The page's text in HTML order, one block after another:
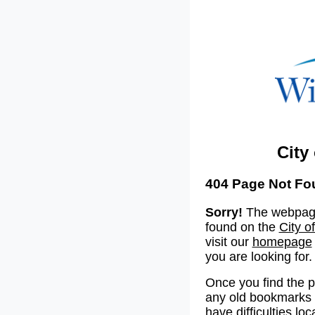
City
404 Page Not
Sorry! The
found on the City
visit our homepage
you are looking for.
Once you find the
any old
have difficulties